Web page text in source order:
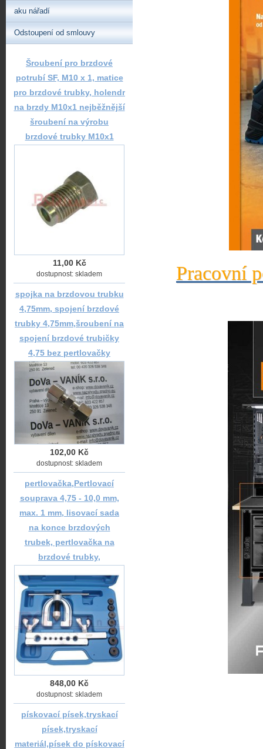
Pracovní
aku nářadí
Odstoupení od smlouvy
Šroubení pro brzdové
potrubí SF, M10 x 1, matice
pro brzdové trubky, holendr
na brzdy M10x1 nejběžnější
šroubení na výrobu
brzdové trubky M10x1
11,00 Kč
dostupnost: skladem
spojka na brzdovou trubku
4,75mm, spojení brzdové
trubky 4,75mm,šroubení na
spojení brzdové trubičky
4,75 bez pertlovačky
102,00 Kč
dostupnost: skladem
pertlovačka,Pertlovací
souprava 4,75 - 10,0 mm,
max. 1 mm, lisovací sada
na konce brzdových
trubek, pertlovačka na
brzdové trubky,
848,00 Kč
dostupnost: skladem
pískovací písek,tryskací
písek,tryskací
materiál,písek do pískovací